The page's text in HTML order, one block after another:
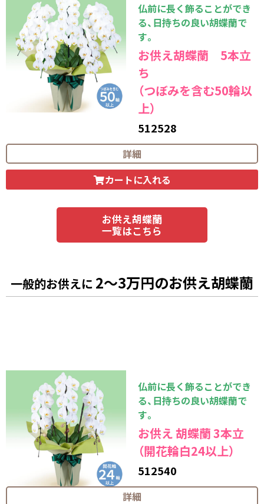
仏前に長く飾ることができ
る、日持ちの良い胡蝶蘭で
す。
お供え胡蝶蘭 5本立
ち
（つぼみを含む50輪以
上）
512528
55,000
詳細
カートに入れる
お供え胡蝶蘭
一覧はこちら
一般的お供えに 2～3万円のお供え胡蝶蘭
仏前に長く飾ることができ
る、日持ちの良い胡蝶蘭で
す。
お供え 胡蝶蘭 3本立
（開花輪白24以上）
512540
26,400
詳細